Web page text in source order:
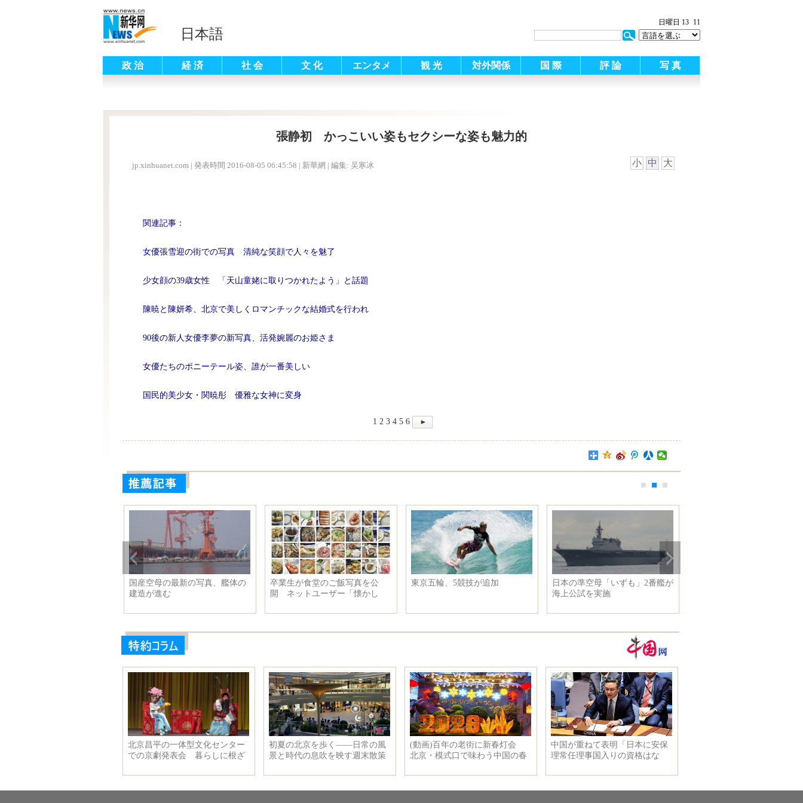
日本語
日曜日 13 11
政 治 経 済 社 会 文 化 エンタメ 観 光 対外関係 国 際 評 論 写 真
張静初 かっこいい姿もセクシーな姿も魅力的
jp.xinhuanet.com | 発表時間 2016-08-05 06:45:58 | 新華網 | 編集: 吴寒冰 小 中 大
関連記事：
女優張雪迎の街での写真 清純な笑顔で人々を魅了
少女顔の39歳女性 「天山童姥に取りつかれたよう」と話題
陳暁と陳妍希、北京で美しくロマンチックな結婚式を行われ
90後の新人女優李夢の新写真、活発婉麗のお姫さま
女優たちのポニーテール姿、誰が一番美しい
国民的美少女・関暁彤 優雅な女神に変身
1 2 3 4 5 6
国産空母の最新の写真、艦体の
建造が進む
卒業生が食堂のご飯写真を公
開 ネットユーザー「懐かし
東京五輪、5競技が追加
日本の準空母「いずも」2番艦が
海上公試を実施